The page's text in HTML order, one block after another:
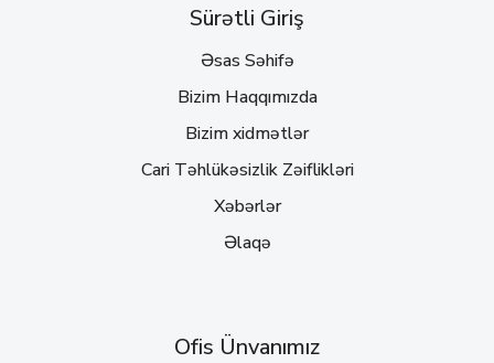
Sürətli Giriş
Əsas Səhifə
Bizim Haqqımızda
Bizim xidmətlər
Cari Təhlükəsizlik Zəiflikləri
Xəbərlər
Əlaqə
Ofis Ünvanımız